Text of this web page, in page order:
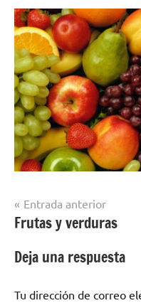
Navegación
de
entradas
Entrada anterior
Frutas y verduras
Deja una respuesta
Tu dirección de correo